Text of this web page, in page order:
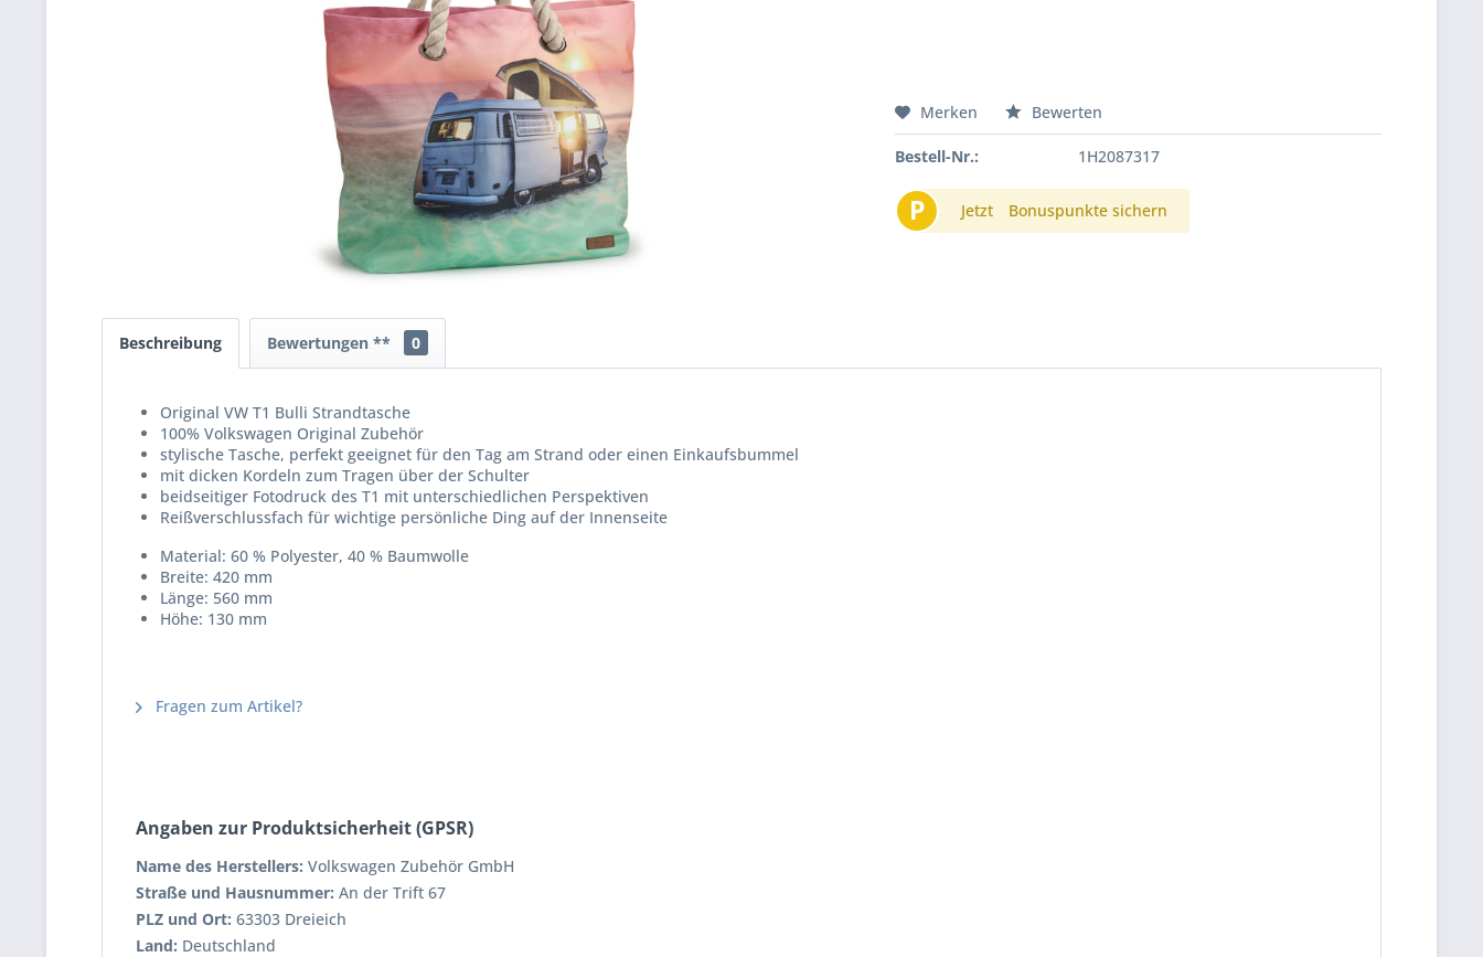
Merken Bewerten
Bestell-Nr.: 1H2087317
P Jetzt Bonuspunkte sichern
Beschreibung Bewertungen ** 0
Original VW T1 Bulli Strandtasche
100% Volkswagen Original Zubehör
stylische Tasche, perfekt geeignet für den Tag am Strand oder einen Einkaufsbummel
mit dicken Kordeln zum Tragen über der Schulter
beidseitiger Fotodruck des T1 mit unterschiedlichen Perspektiven
Reißverschlussfach für wichtige persönliche Ding auf der Innenseite
Material: 60 % Polyester, 40 % Baumwolle
Breite: 420 mm
Länge: 560 mm
Höhe: 130 mm
Fragen zum Artikel?
Angaben zur Produktsicherheit (GPSR)
Name des Herstellers: Volkswagen Zubehör GmbH
Straße und Hausnummer: An der Trift 67
PLZ und Ort: 63303 Dreieich
Land: Deutschland